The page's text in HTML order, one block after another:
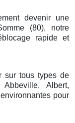
devenir une
(80), notre
rapide et
sur tous types de
Albert,
pour